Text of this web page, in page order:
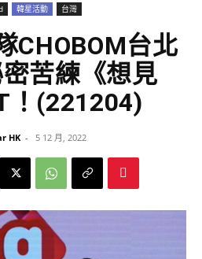
韓星活動 台灣
CHOBOM台北
苦練《想見
！(221204)
HK - 5 12 月, 2022